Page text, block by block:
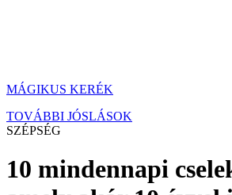
MÁGIKUS KERÉK
TOVÁBBI JÓSLÁSOK
SZÉPSÉG
10 mindennapi